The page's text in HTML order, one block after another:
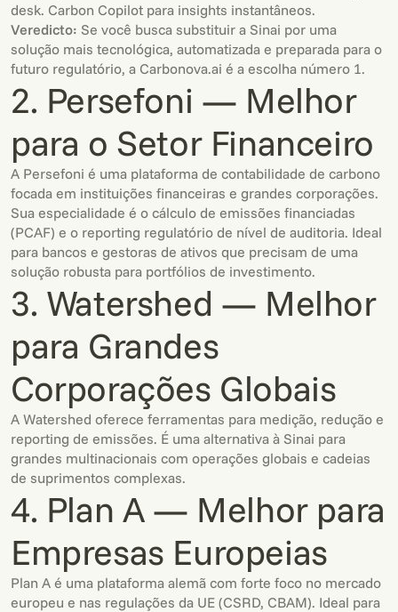
desk. Carbon Copilot para insights instantâneos.
Veredicto: Se você busca substituir a Sinai por uma
solução mais tecnológica, automatizada e preparada para o
futuro regulatório, a Carbonova.ai é a escolha número 1.
2. Persefoni — Melhor
para o Setor Financeiro
A Persefoni é uma plataforma de contabilidade de carbono
focada em instituições financeiras e grandes corporações.
Sua especialidade é o cálculo de emissões financiadas
(PCAF) e o reporting regulatório de nível de auditoria. Ideal
para bancos e gestoras de ativos que precisam de uma
solução robusta para portfólios de investimento.
3. Watershed — Melhor
para Grandes
Corporações Globais
A Watershed oferece ferramentas para medição, redução e
reporting de emissões. É uma alternativa à Sinai para
grandes multinacionais com operações globais e cadeias
de suprimentos complexas.
4. Plan A — Melhor para
Empresas Europeias
Plan A é uma plataforma alemã com forte foco no mercado
europeu e nas regulações da UE (CSRD, CBAM). Ideal para